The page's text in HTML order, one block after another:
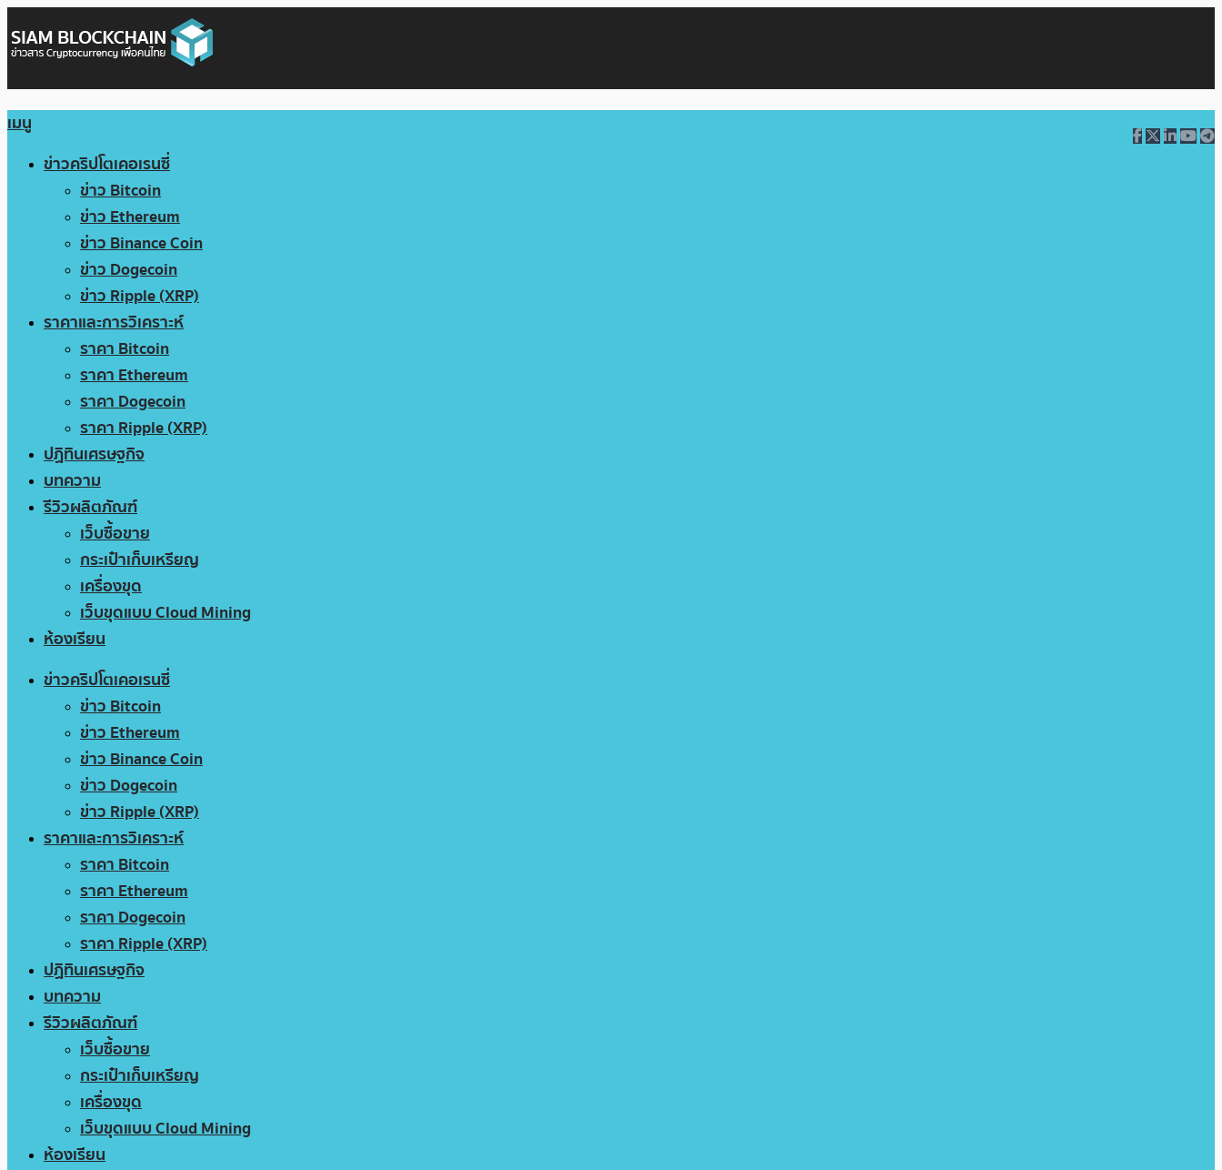
เมนู
ข่าวคริปโตเคอเรนซี่
ข่าว Bitcoin
ข่าว Ethereum
ข่าว Binance Coin
ข่าว Dogecoin
ข่าว Ripple (XRP)
ราคาและการวิเคราะห์
ราคา Bitcoin
ราคา Ethereum
ราคา Dogecoin
ราคา Ripple (XRP)
ปฏิทินเศรษฐกิจ
บทความ
รีวิวผลิตภัณฑ์
เว็บซื้อขาย
กระเป๋าเก็บเหรียญ
เครื่องขุด
เว็บขุดแบบ Cloud Mining
ห้องเรียน
ข่าวคริปโตเคอเรนซี่
ข่าว Bitcoin
ข่าว Ethereum
ข่าว Binance Coin
ข่าว Dogecoin
ข่าว Ripple (XRP)
ราคาและการวิเคราะห์
ราคา Bitcoin
ราคา Ethereum
ราคา Dogecoin
ราคา Ripple (XRP)
ปฏิทินเศรษฐกิจ
บทความ
รีวิวผลิตภัณฑ์
เว็บซื้อขาย
กระเป๋าเก็บเหรียญ
เครื่องขุด
เว็บขุดแบบ Cloud Mining
ห้องเรียน